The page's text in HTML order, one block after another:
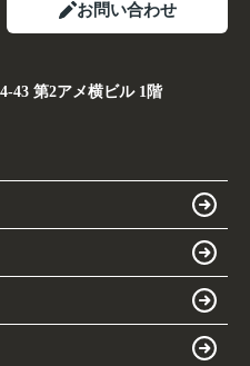
お問い合わせ
43 第2アメ横ビル 1階